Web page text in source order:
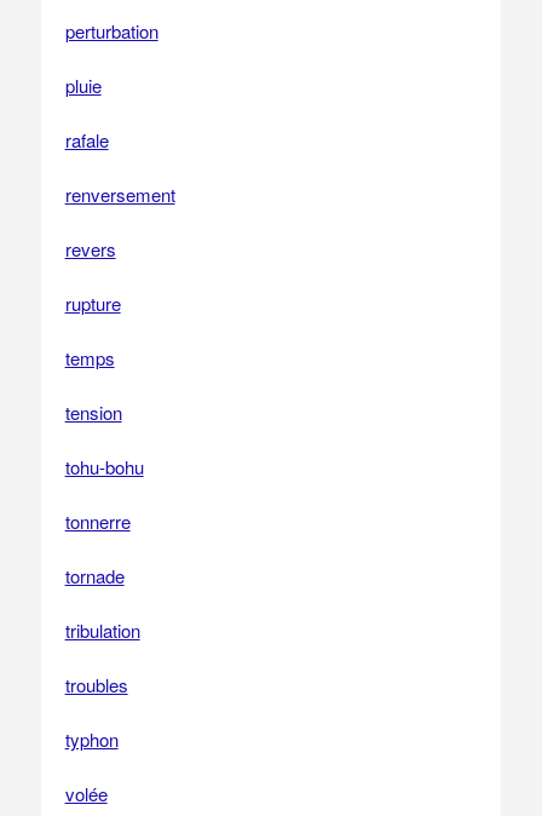
perturbation
pluie
rafale
renversement
revers
rupture
temps
tension
tohu-bohu
tonnerre
tornade
tribulation
troubles
typhon
volée